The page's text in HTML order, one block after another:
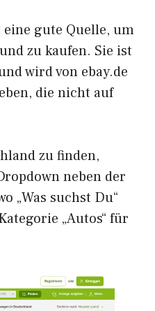
eine gute Quelle, um
zu kaufen. Sie ist
wird von ebay.de
die nicht auf
zu finden,
neben der
„Was suchst Du“
„Autos“ für